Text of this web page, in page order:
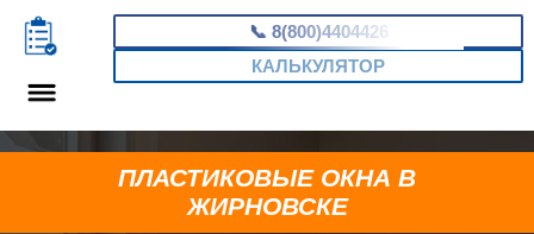
📞 8(800)4404426
КАЛЬКУЛЯТОР
ПЛАСТИКОВЫЕ ОКНА В
ЖИРНОВСКЕ